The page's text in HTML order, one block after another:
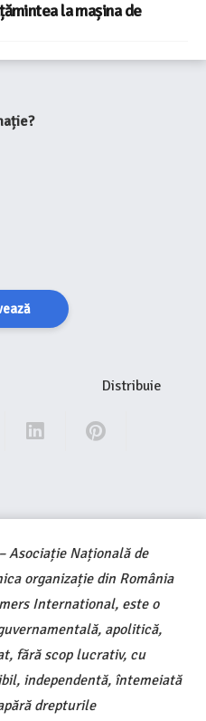
la mașina de
Distribuie
Asociație Națională de
organizație din România
International, este o
apolitică,
fără scop lucrativ, cu
independentă, întemeiată
drepturile